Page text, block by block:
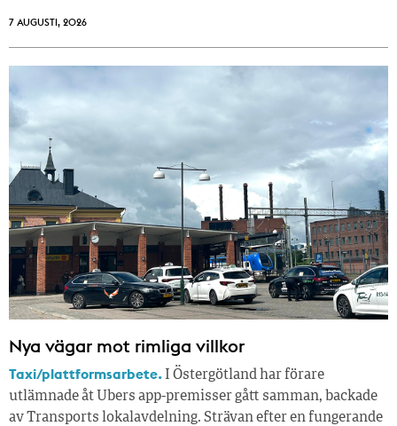
7 AUGUSTI, 2026
Nya vägar mot rimliga villkor
Taxi/plattformsarbete. I Östergötland har förare
utlämnade åt Ubers app-premisser gått samman, backade
av Transports lokalavdelning. Strävan efter en fungerande